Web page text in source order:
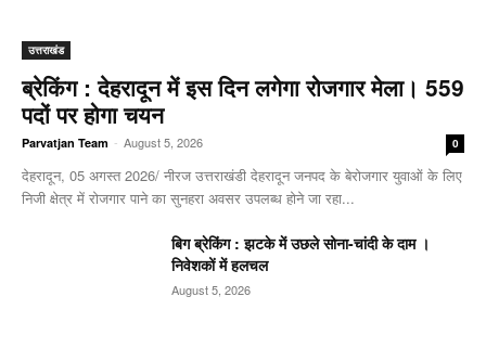
उत्तराखंड
ब्रेकिंग : देहरादून में इस दिन लगेगा रोजगार मेला। 559
पदों पर होगा चयन
Parvatjan Team - August 5, 2026 0
देहरादून, 05 अगस्त 2026/ नीरज उत्तराखंडी देहरादून जनपद के बेरोजगार युवाओं के लिए
निजी क्षेत्र में रोजगार पाने का सुनहरा अवसर उपलब्ध होने जा रहा...
बिग ब्रेकिंग : झटके में उछले सोना-चांदी के दाम ।
निवेशकों में हलचल
August 5, 2026